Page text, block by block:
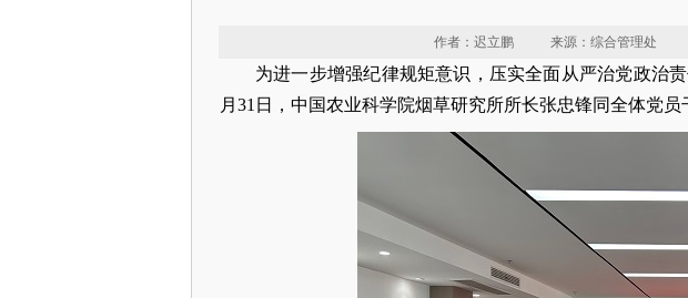
作者：迟立鹏 来源：综合管理处
为进一步增强纪律规矩意识，压实全面从严治党政治
月31日，中国农业科学院烟草研究所所长张忠锋同全体党员